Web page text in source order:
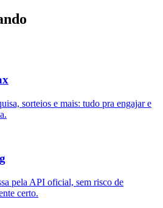
sorteios e mais: tudo pra engajar e
pela API oficial, sem risco de
certo.